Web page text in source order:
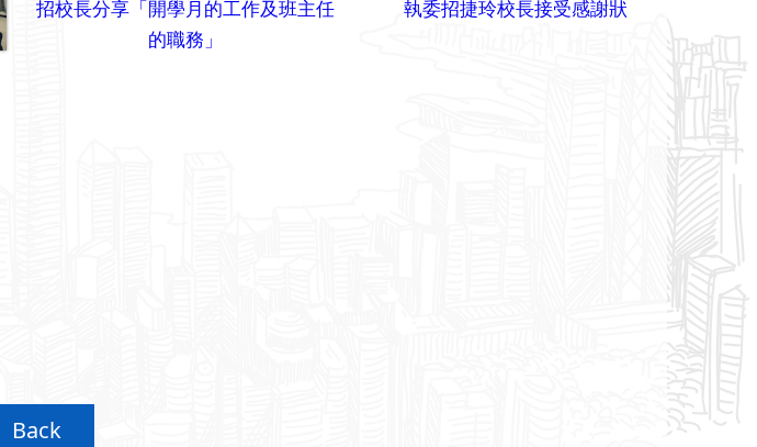
招校長分享「開學月的工作及班主任
的職務」
執委招捷玲校長接受感謝狀
Back